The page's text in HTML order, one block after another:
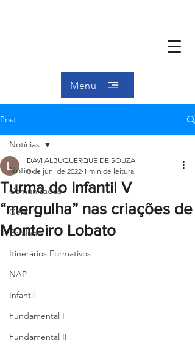
Menu
Post
Notícias
Comunicados
Geral
Ex-aluno
Itinerários Formativos
NAP
Infantil
Fundamental I
Fundamental II
Notícias
Turma do Infantil V
“mergulha” nas criações de
Monteiro Lobato
DAVI ALBUQUERQUE DE SOUZA
8 de jun. de 2022 1 min de leitura